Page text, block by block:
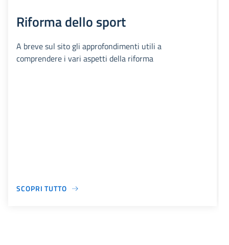
Riforma dello sport
A breve sul sito gli approfondimenti utili a
comprendere i vari aspetti della riforma
SCOPRI TUTTO